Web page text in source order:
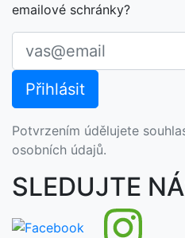
emailové schránky?
Potvrzením údělujete
osobních údajů.
SLEDUJTE